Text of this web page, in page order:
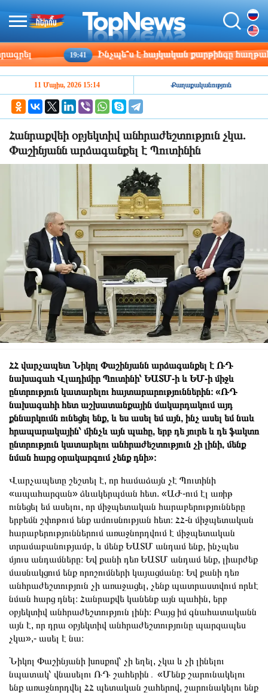
19:41 Ինչպե՞ս է հայկական քարթինգը
11 Մայիս, 2026 15:14 Քաղաքականություն
Հանրաքվեի օբյեկտիվ անհրաժեշտություն չկա.
Փաշինյանն արձագանքել է Պուտինին
ՀՀ վարչապետ Նիկոլ Փաշինյանն արձագանքել է ՌԴ
նախագահ Վլադիմիր Պուտինի՝ ԵԱՏՄ-ի և ԵՄ-ի միջև
ընտրություն կատարելու հայտարարություններին։ «ՌԴ
նախագահի հետ աշխատանքային մակարդակում այդ
քննարկումն ունեցել ենք, և ես ասել եմ այն, ինչ ասել եմ նաև
հրապարակային՝ մինչև այն պահը, երբ դե յուրե և դե ֆակտո
ընտրություն կատարելու անհրաժեշտություն չի լինի, մենք
նման հարց օրակարգում չենք դնի»։
Վարչապետը շեշտել է, որ համաձայն չէ Պուտինի
«ապահարզան» ձևակերպման հետ. «ԱԺ-ում էլ առիթ
ունեցել եմ ասելու, որ միջպետական հարաբերությունները
երբեմն շփոթում ենք ամուսնության հետ։ ՀՀ-ն միջպետական
հարաբերություններում առաջնորդվում է միջպետական
տրամաբանությամբ, և մենք ԵԱՏՄ անդամ ենք, ինչպես
մյուս անդամները։ Եվ քանի դեռ ԵԱՏՄ անդամ ենք, լիարժեք
մասնակցում ենք որոշումների կայացմանը։ Եվ քանի դեռ
անհրաժեշտություն չի առաջացել, չենք պատրաստվում որևէ
նման հարց դնել։ Հանրաքվե կանենք այն պահին, երբ
օբյեկտիվ անհրաժեշտություն լինի։ Բայց իմ գնահատականն
այն է, որ դրա օբյեկտիվ անհրաժեշտությունը պարզապես
չկա»,- ասել է նա։
Նիկոլ Փաշինյանի խոսքով՝ չի եղել, չկա և չի լինելու
նպատակ՝ վնասելու ՌԴ շահերին․ «Մենք շարունակելու
ենք առաջնորդվել ՀՀ պետական շահերով, շարունակելու ենք